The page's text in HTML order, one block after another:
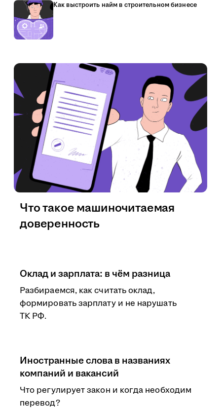
Как выстроить найм в строительном бизнесе
Оклад и зарплата: в чём разница
Разбираемся, как считать оклад,
формировать зарплату и не нарушать
ТК РФ.
Иностранные слова в названиях
компаний и вакансий
Что регулирует закон и когда необходим
перевод?
Что такое машиночитаемая
доверенность